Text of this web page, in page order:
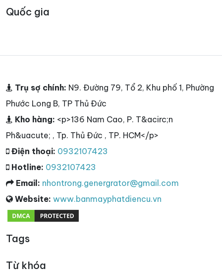
Quốc gia
Trụ sợ chính: N9. Đường 79, Tổ 2, Khu phố 1, Phường
Phước Long B, TP Thủ Đức
Kho hàng: <p>136 Nam Cao, P. T&acirc;n
Ph&uacute; , Tp. Thủ Đức , TP. HCM</p>
Điện thoại: 0932107423
Hotline: 0932107423
Email: nhontrong.genergrator@gmail.com
Website: www.banmayphatdiencu.vn
Tags
Từ khóa